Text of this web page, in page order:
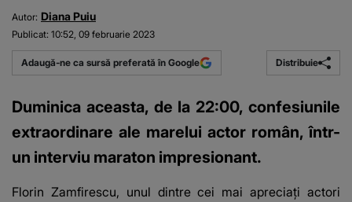
Autor: Diana Puiu
Publicat: 10:52, 09 februarie 2023
Adaugă-ne ca sursă preferată în Google Distribuie
Duminica aceasta, de la 22:00, confesiunile
extraordinare ale marelui actor român, într-
un interviu maraton impresionant.
Florin Zamfirescu, unul dintre cei mai apreciați actori